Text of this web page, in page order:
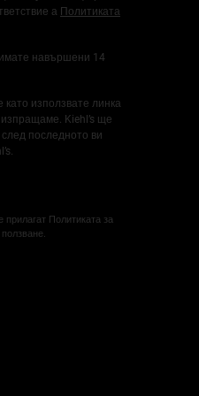
а Политиката
навършени 14
използвате линка
Kiehl’s ще
последното ви
Политиката за